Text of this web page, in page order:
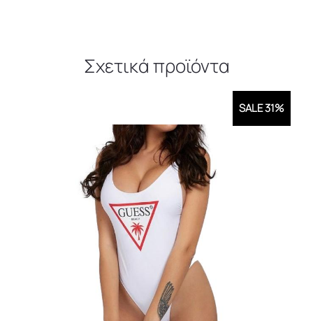
Σχετικά προϊόντα
SALE 31%